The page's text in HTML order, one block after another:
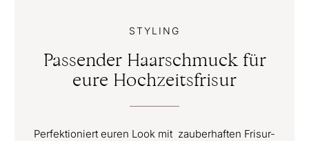
STYLING
Passender Haarschmuck für
eure Hochzeitsfrisur
Perfektioniert euren Look mit zauberhaften Frisur-